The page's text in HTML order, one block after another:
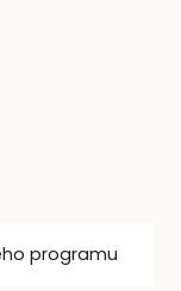
programu